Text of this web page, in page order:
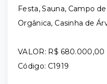
Festa, Sauna, Campo
Orgânica, Casinha de
VALOR: R$ 680.000,00
Código: C1919